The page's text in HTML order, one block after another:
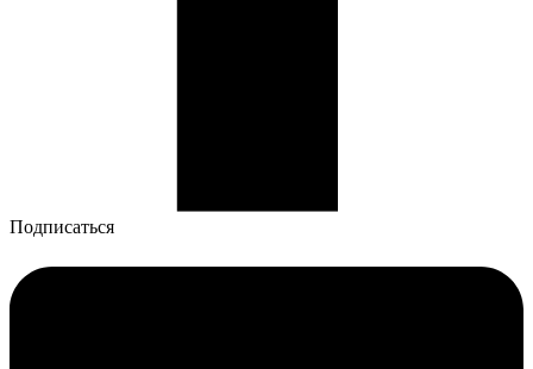
Подписаться